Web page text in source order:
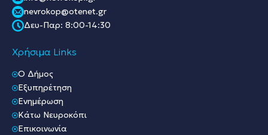
nevrokop@otenet.gr
Δευ-Παρ: 8:00-14:30
Χρήσιμα Links
O Δήμος
Εξυπηρέτηση
Ενημέρωση
Κάτω Νευροκόπι
Επικοινωνία